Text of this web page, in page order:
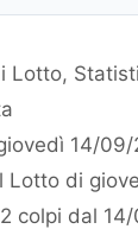
Lotto,
14/
Lotto di
colpi dal